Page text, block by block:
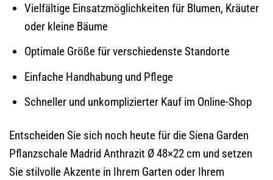
Vielfältige Einsatzmöglichkeiten für Blumen, Kräuter
oder kleine Bäume
Optimale Größe für verschiedenste Standorte
Einfache Handhabung und Pflege
Schneller und unkomplizierter Kauf im Online-Shop
Entscheiden Sie sich noch heute für die Siena Garden
Pflanzschale Madrid Anthrazit Ø 48×22 cm und setzen
Sie stilvolle Akzente in Ihrem Garten oder Ihrem